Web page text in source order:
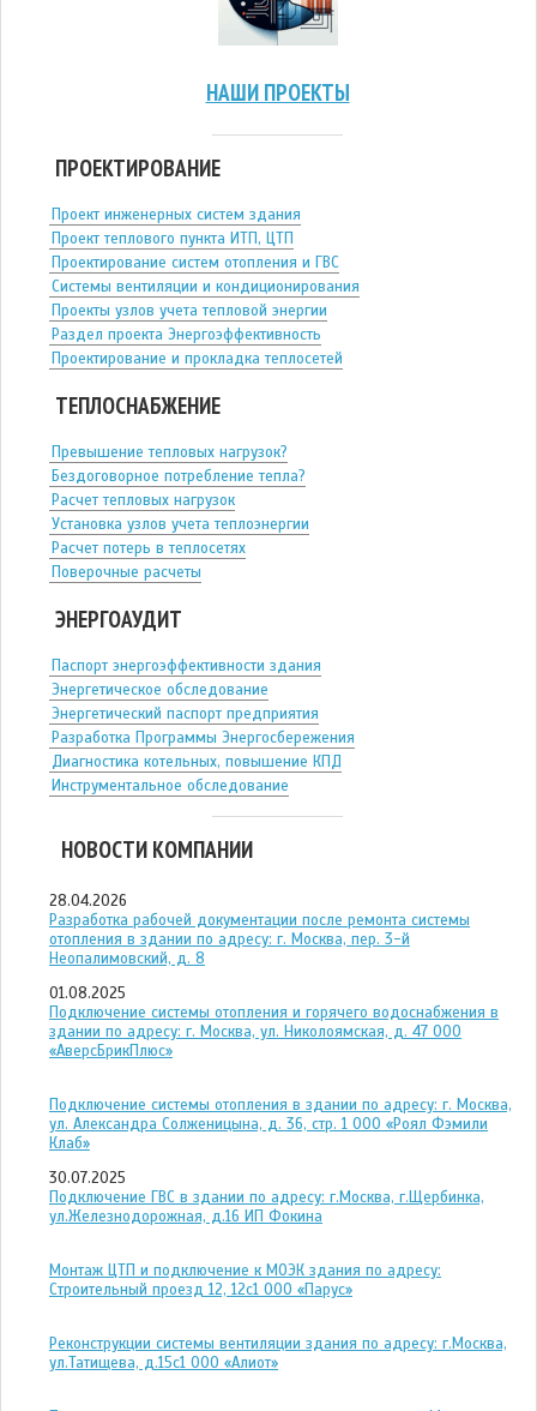
НАШИ ПРОЕКТЫ
ПРОЕКТИРОВАНИЕ
Проект инженерных систем здания
Проект теплового пункта ИТП, ЦТП
Проектирование систем отопления и ГВС
Системы вентиляции и кондиционирования
Проекты узлов учета тепловой энергии
Раздел проекта Энергоэффективность
Проектирование и прокладка теплосетей
ТЕПЛОСНАБЖЕНИЕ
Превышение тепловых нагрузок?
Бездоговорное потребление тепла?
Расчет тепловых нагрузок
Установка узлов учета теплоэнергии
Расчет потерь в теплосетях
Поверочные расчеты
ЭНЕРГОАУДИТ
Паспорт энергоэффективности здания
Энергетическое обследование
Энергетический паспорт предприятия
Разработка Программы Энергосбережения
Диагностика котельных, повышение КПД
Инструментальное обследование
НОВОСТИ КОМПАНИИ
28.04.2026
Разработка рабочей документации после ремонта системы
отопления в здании по адресу: г. Москва, пер. 3-й
Неопалимовский, д. 8
01.08.2025
Подключение системы отопления и горячего водоснабжения в
здании по адресу: г. Москва, ул. Николоямская, д. 47 ООО
«АверсБрикПлюс»
Подключение системы отопления в здании по адресу: г. Москва,
ул. Александра Солженицына, д. 36, стр. 1 ООО «Роял Фэмили
Клаб»
30.07.2025
Подключение ГВС в здании по адресу: г.Москва, г.Щербинка,
ул.Железнодорожная, д.16 ИП Фокина
Монтаж ЦТП и подключение к МОЭК здания по адресу:
Строительный проезд 12, 12с1 ООО «Парус»
Реконструкции системы вентиляции здания по адресу: г.Москва,
ул.Татищева, д.15с1 ООО «Алиот»